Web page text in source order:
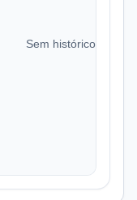
Sem histórico de